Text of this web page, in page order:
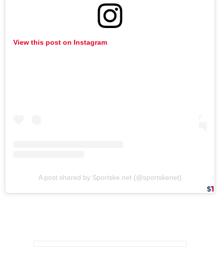
View this post on Instagram
A post shared by Sportske.net (@sportskenet)